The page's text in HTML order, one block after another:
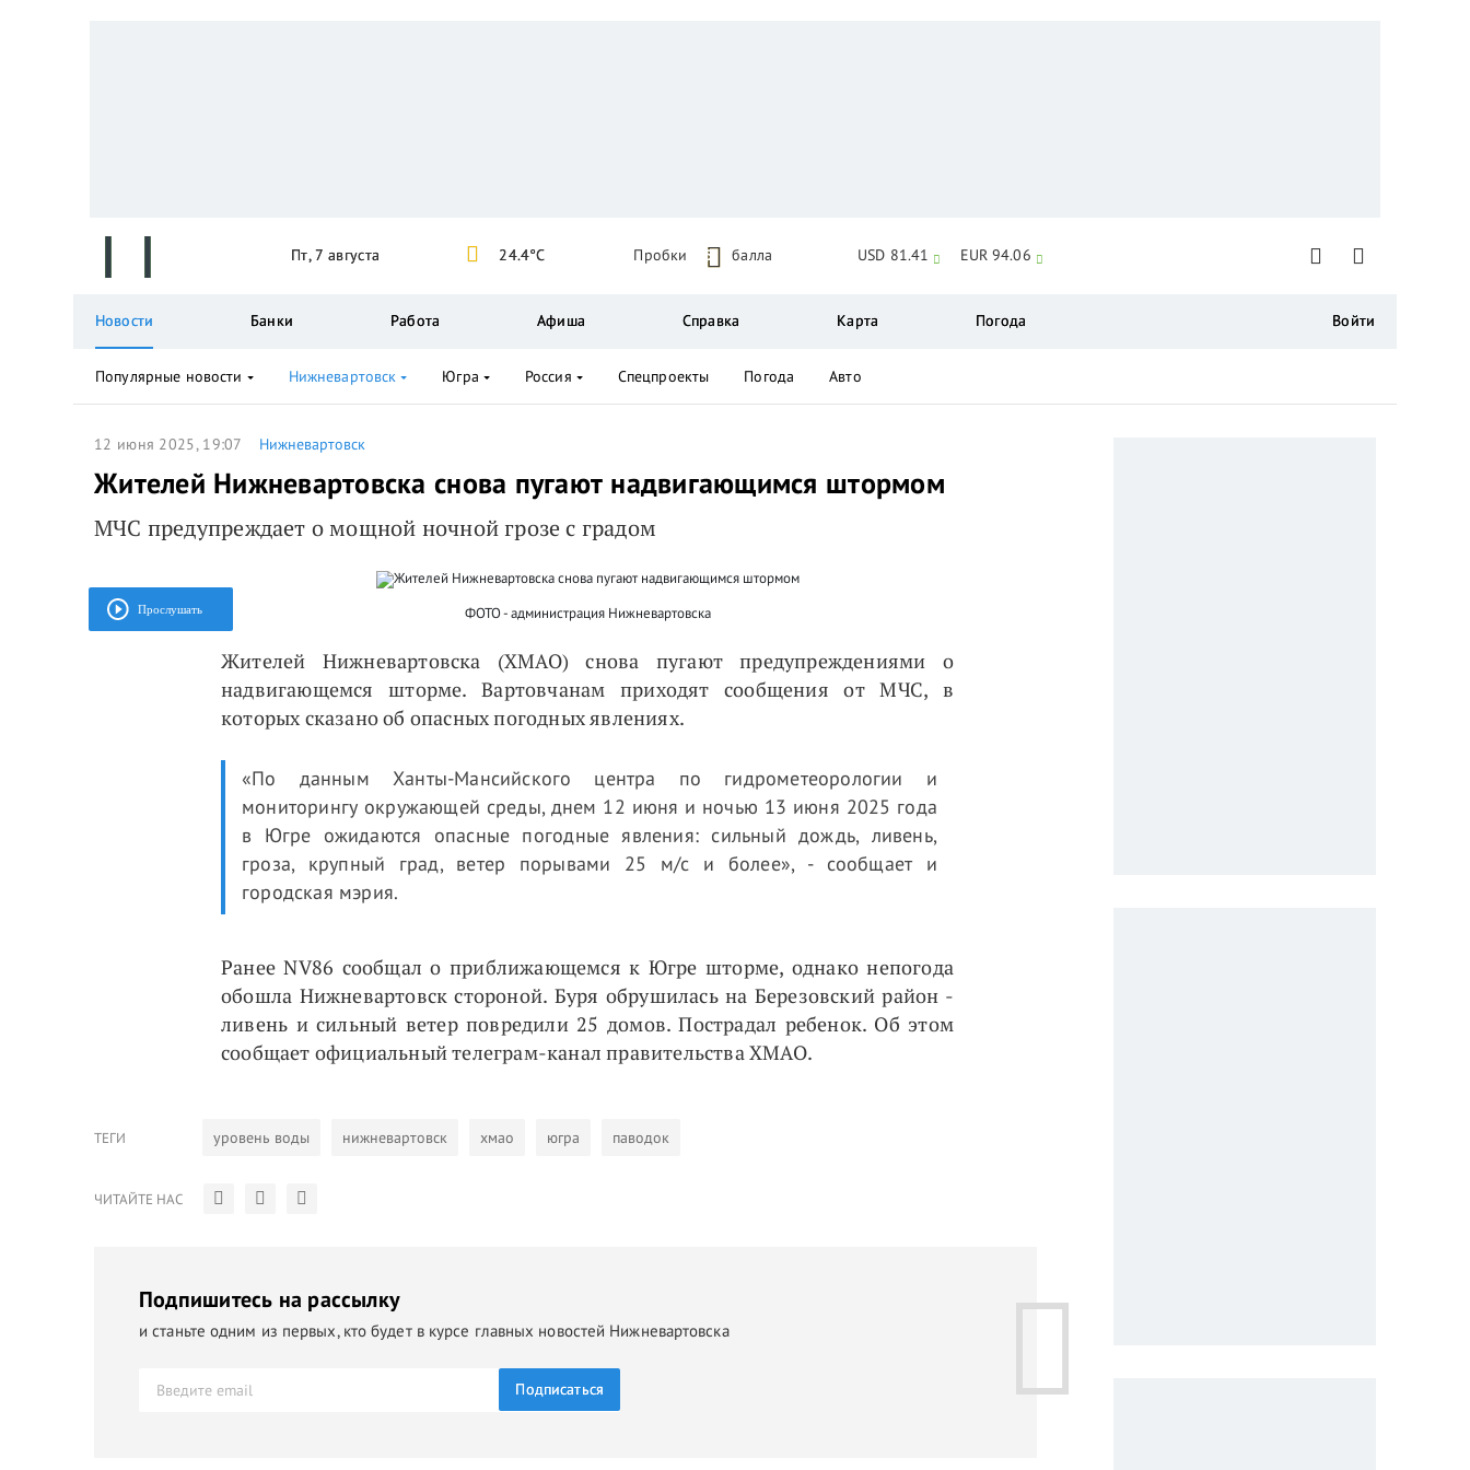
12 июня 2025, 19:07 Нижневартовск
Жителей Нижневартовска снова пугают надвигающимся штормом
МЧС предупреждает о мощной ночной грозе с градом
Прослушать ФОТО - администрация Нижневартовска
Жителей Нижневартовска (ХМАО) снова пугают предупреждениями о
надвигающемся шторме. Вартовчанам приходят сообщения от МЧС, в
которых сказано об опасных погодных явлениях.
«По данным Ханты-Мансийского центра по гидрометеорологии и
мониторингу окружающей среды, днем 12 июня и ночью 13 июня 2025 года
в Югре ожидаются опасные погодные явления: сильный дождь, ливень,
гроза, крупный град, ветер порывами 25 м/с и более», - сообщает и
городская мэрия.
Ранее NV86 сообщал о приближающемся к Югре шторме, однако непогода
обошла Нижневартовск стороной. Буря обрушилась на Березовский район -
ливень и сильный ветер повредили 25 домов. Пострадал ребенок. Об этом
сообщает официальный телеграм-канал правительства ХМАО.
ТЕГИ уровень воды нижневартовск хмао югра паводок
ЧИТАЙТЕ НАС
Подпишитесь на рассылку
и станьте одним из первых, кто будет в курсе главных новостей Нижневартовска
Подписаться
Пт, 7 августа 24.4°C Пробки 5 балла USD 81.41 EUR 94.06
Новости Банки Работа Афиша Справка Карта Погода Войти
Популярные новости Нижневартовск Югра Россия Спецпроекты Погода Авто